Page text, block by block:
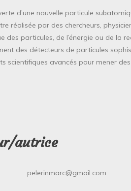
d’une nouvelle particule
réalisée par des chercheurs,
des particules, de l’énergie ou de la
des détecteurs de particules
scientifiques avancés pour mener
autrice
pelerinmarc@gmail.com